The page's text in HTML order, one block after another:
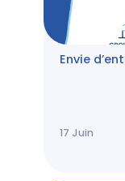
Envie
17 Juin